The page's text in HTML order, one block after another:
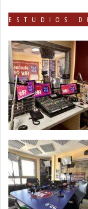
ESTUDIOS